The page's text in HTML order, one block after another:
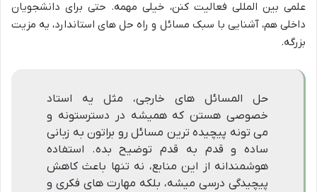
علمی بین المللی فعالیت کنن، خیلی مهمه. حتی برای دانشجویان
داخلی هم، آشنایی با سبک مسائل و راه حل های استاندارد، یه مزیت
بزرگه.
حل المسائل های خارجی، مثل یه استاد
خصوصی هستن که همیشه در دسترستونه و
می تونه پیچیده ترین مسائل رو براتون به زبانی
ساده و قدم به قدم توضیح بده. استفاده
هوشمندانه از این منابع، نه تنها باعث کاهش
پیچیدگی درسی میشه، بلکه مهارت های فکری و